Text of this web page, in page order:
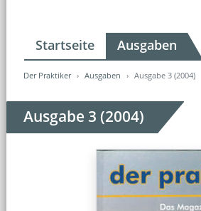
Startseite Ausgaben
Der Praktiker Ausgaben Ausgabe 3 (2004)
Ausgabe 3 (2004)